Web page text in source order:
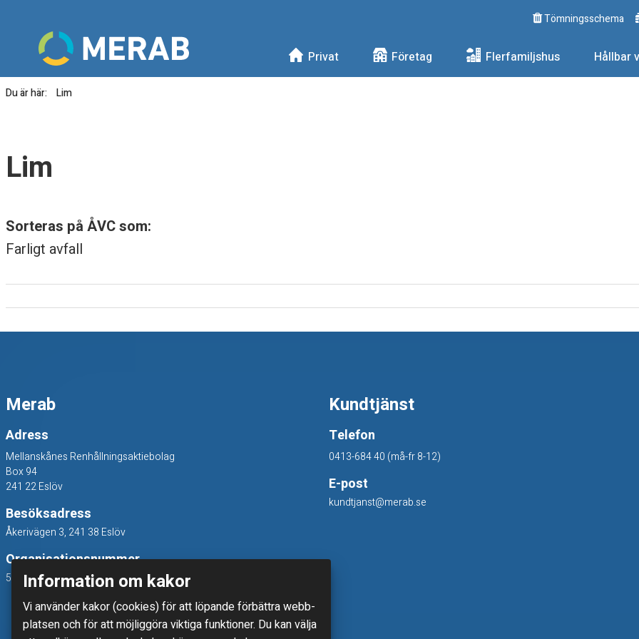
Tömningsschema
Mellanskånes Renhållnings AB
Privat Företag Flerfamiljshus Hållbar
Du är här: Lim
m
Lim
Sorteras på ÅVC som:
Farligt avfall
Merab
Adress
Mellanskånes Renhållningsaktiebolag
Box 94
241 22 Eslöv
Besöksadress
Åkerivägen 3, 241 38 Eslöv
Organisationsnummer
556214-7800
Kundtjänst
Telefon
0413-684 40 (må-fr 8-12)
E-post
kundtjanst@merab.se
Information om kakor
Vi använder kakor (cookies) för att löpande förbättra webb­
platsen och för att möjlig­göra viktiga funktioner. Du kan välja